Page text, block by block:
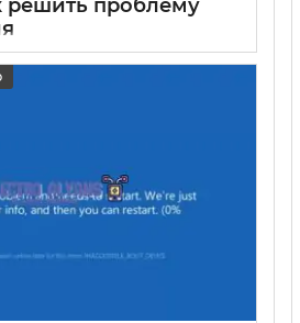
решить проблему